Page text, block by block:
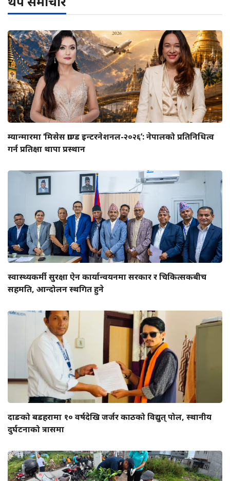
म्यान्मारमा ‘मिसेस ग्राण्ड इन्टरनेशनल-२०२६’: नेपालको प्रतिनिधित्व
गर्न प्रतिक्षा थापा प्रस्थान
स्वास्थ्यकर्मी सुरक्षा ऐन कार्यान्वयनमा सरकार र चिकित्सकबीच
सहमति, आन्दोलन स्थगित हुने
दाङको बडहरामा १० वर्षदेखि जर्जर काठको विद्युत् पोल, स्थानीय
दुर्घटनाको त्रासमा